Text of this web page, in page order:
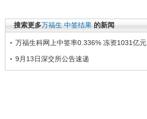
搜索更多万福生 中签结果 的新闻
万福生科网上中签率0.336% 冻资1031亿元
9月13日深交所公告速递